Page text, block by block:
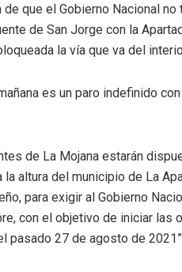
de que el Gobierno Nacional
de San Jorge con la
la vía que va del
es un paro indefinido
de La Mojana estarán
la altura del municipio de La
para exigir al Gobierno
con el objetivo de iniciar las
pasado 27 de agosto de